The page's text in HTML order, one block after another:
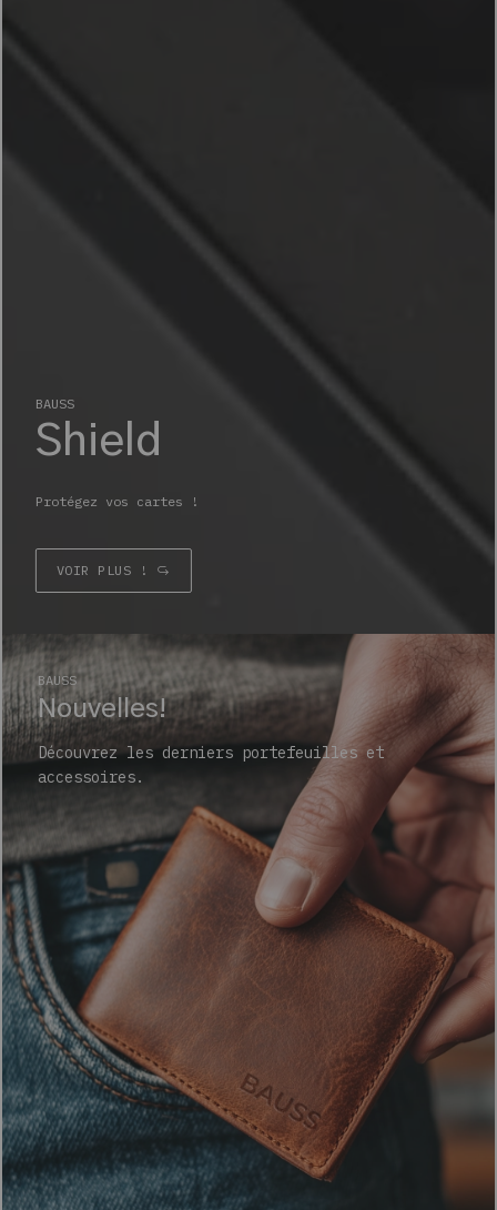
BAUSS
Shield
Protégez vos cartes !
VOIR PLUS !
BAUSS
Nouvelles!
Découvrez les derniers portefeuilles et
accessoires.